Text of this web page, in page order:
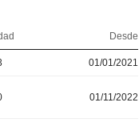
Desde
01/01/2021
01/11/2022